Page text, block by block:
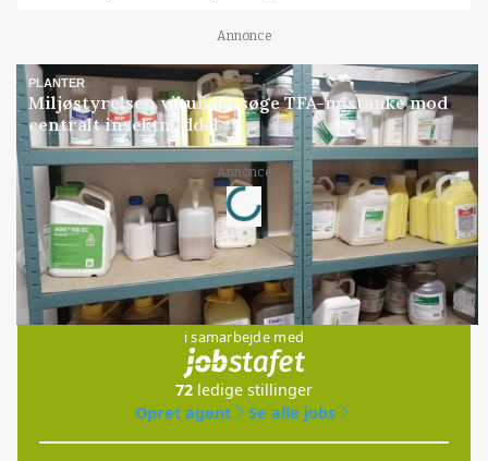
Annonce
PLANTER
Miljøstyrelsen vil undersøge TFA-mistanke mod
centralt insektmiddel
Annonce
Loading...
Jobs
i samarbejde med
72 ledige stillinger
Opret agent
Se alle jobs